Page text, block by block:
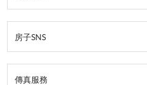
房子SNS
傳真服務